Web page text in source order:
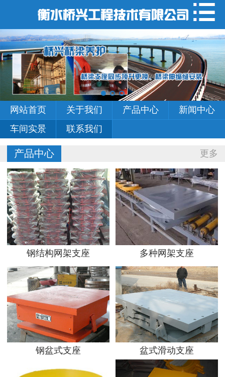
网站首页
关于我们
产品中心
新闻中心
车间实景
联系我们
网站首页 关于我们 产品中心
新闻中心
车间实景
联系我们
更多
产品中心
钢结构网架支座 多种网架支座
钢盆式支座 盆式滑动支座